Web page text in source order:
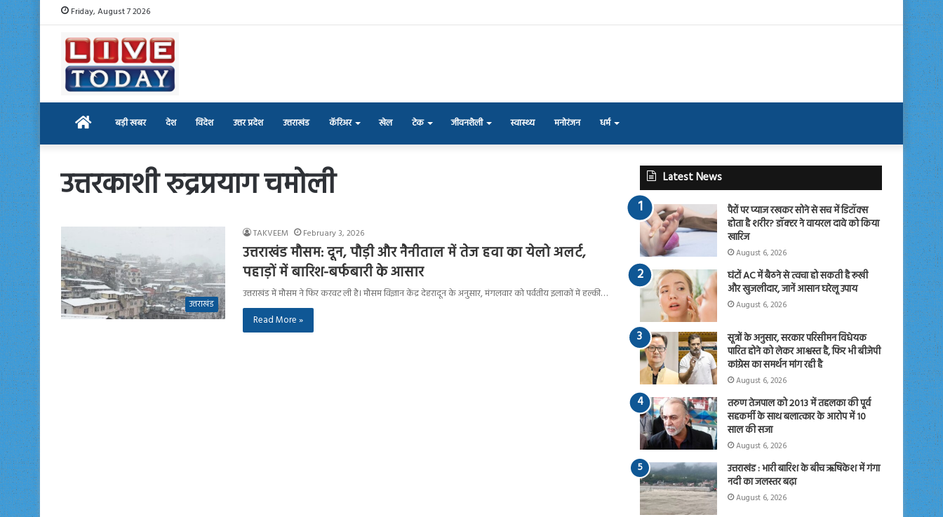
Friday, August 7 2026
Home बड़ी खबर देश विदेश उत्तर प्रदेश उत्तराखंड कॅरिअर खेल टेक जीवनशैली स्वास्थ्य मनोरंजन धर्म
उत्तरकाशी रुद्रप्रयाग चमोली
उत्तराखंड
TAKVEEM February 3, 2026
उत्तराखंड मौसम: दून, पौड़ी और नैनीताल में तेज हवा का येलो अलर्ट,
पहाड़ों में बारिश-बर्फबारी के आसार
उत्तराखंड में मौसम ने फिर करवट ली है। मौसम विज्ञान केंद्र देहरादून के अनुसार, मंगलवार को पर्वतीय इलाकों में हल्की…
Read More »
Latest News
पैरों पर प्याज रखकर सोने से सच में डिटॉक्स
होता है शरीर? डॉक्टर ने वायरल दावे को किया
खारिज
August 6, 2026
घंटों AC में बैठने से त्वचा हो सकती है रूखी
और खुजलीदार, जानें आसान घरेलू उपाय
August 6, 2026
सूत्रों के अनुसार, सरकार परिसीमन विधेयक
पारित होने को लेकर आश्वस्त है, फिर भी बीजेपी
कांग्रेस का समर्थन मांग रही है
August 6, 2026
तरुण तेजपाल को 2013 में तहलका की पूर्व
सहकर्मी के साथ बलात्कार के आरोप में 10
साल की सजा
August 6, 2026
उत्तराखंड : भारी बारिश के बीच ऋषिकेश में गंगा
नदी का जलस्तर बढ़ा
August 6, 2026